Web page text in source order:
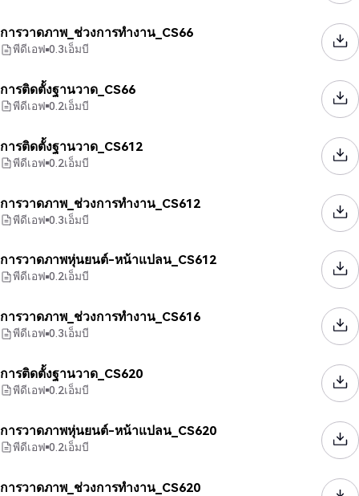
การวาดภาพ_ช่วงการทำงาน_CS66
พีดีเอฟ 0.3เอ็มบี
การติดตั้งฐานวาด_CS66
พีดีเอฟ 0.2เอ็มบี
การติดตั้งฐานวาด_CS612
พีดีเอฟ 0.2เอ็มบี
การวาดภาพ_ช่วงการทำงาน_CS612
พีดีเอฟ 0.3เอ็มบี
การวาดภาพหุ่นยนต์-หน้าแปลน_CS612
พีดีเอฟ 0.2เอ็มบี
การวาดภาพ_ช่วงการทำงาน_CS616
พีดีเอฟ 0.3เอ็มบี
การติดตั้งฐานวาด_CS620
พีดีเอฟ 0.2เอ็มบี
การวาดภาพหุ่นยนต์-หน้าแปลน_CS620
พีดีเอฟ 0.2เอ็มบี
การวาดภาพ_ช่วงการทำงาน_CS620